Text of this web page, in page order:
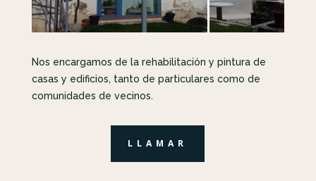
Nos encargamos de la rehabilitación y pintura de
casas y edificios, tanto de particulares como de
comunidades de vecinos.
LLAMAR